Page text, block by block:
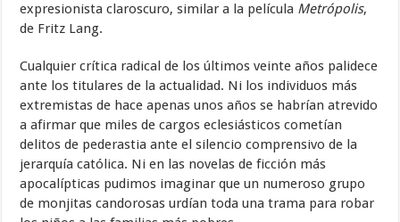
expresionista claroscuro, similar a la película Metrópolis,
de Fritz Lang.
Cualquier crítica radical de los últimos veinte años palidece
ante los titulares de la actualidad. Ni los individuos más
extremistas de hace apenas unos años se habrían atrevido
a afirmar que miles de cargos eclesiásticos cometían
delitos de pederastia ante el silencio comprensivo de la
jerarquía católica. Ni en las novelas de ficción más
apocalípticas pudimos imaginar que un numeroso grupo
de monjitas candorosas urdían toda una trama para robar